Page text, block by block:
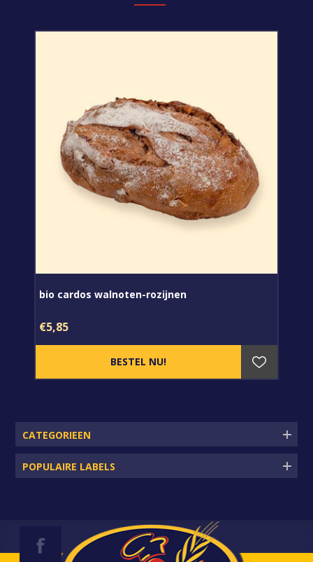
bio cardos walnoten-rozijnen
€5,85
CATEGORIEEN
POPULAIRE LABELS